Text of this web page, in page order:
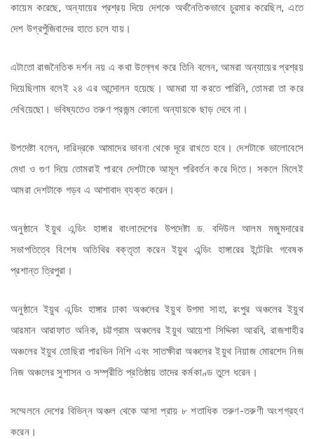
কায়েম করেছে, অন্যায়ের প্রশ্রয় দিয়ে দেশকে অর্থনৈতিকভাবে চুরমার করেছিল, এতে
দেশ উগ্রপুঁজিবাদের হাতে চলে যায়।
এটাতো রাজনৈতিক দর্শন নয় এ কথা উল্লেখ করে তিনি বলেন, আমরা অন্যায়ের প্রশ্রয়
দিয়েছিলাম বলেই ২৪ এর আন্দোলন হয়েছে। আমরা যা করতে পারিনি, তোমরা তা করে
দেখিয়েছো। ভবিষ্যতেও তরুণ প্রজন্ম কোনো অন্যায়কে ছাড় দেবে না।
উপদেষ্টা বলেন, দারিদ্রকে আমাদের ভাবনা থেকে দূরে রাখতে হবে। দেশটাকে ভালোবেসে
মেধা ও গুণ দিয়ে তোমরাই পারবে দেশটাকে আমূল পরিবর্তন করে দিতে। সকলে মিলেই
আমরা দেশটাকে গড়ব এ আশাবাদ ব্যক্ত করেন।
অনুষ্ঠানে ইয়ুথ এন্ডিং হাঙ্গার বাংলাদেশের উপদেষ্টা ড. বদিউল আলম মজুমদারের
সভাপতিত্বে বিশেষ অতিথির বক্তৃতা করেন ইয়ুথ এন্ডিং হাঙ্গারের ইন্টেরিং গবেষক
প্রশান্ত ত্রিপুরা।
অনুষ্ঠানে ইয়ুথ এন্ডিং হাঙ্গার ঢাকা অঞ্চলের ইয়ুথ উপমা সাহা, রংপুর অঞ্চলের ইয়ুথ
আরমান আরাফাত অনিক, চট্টগ্রাম অঞ্চলের ইয়ুথ আয়েশা সিদ্দিকা আরবি, রাজশাহীর
অঞ্চলের ইয়ুথ তোছিরা পারভিন নিশি এবং সাতক্ষীরা অঞ্চলের ইয়ুথ নিয়াজ মোরশেদ নিজ
নিজ অঞ্চলের সুশাসন ও সম্প্রীতি প্রতিষ্ঠায় তাদের কর্মকাণ্ড তুলে ধরেন।
সম্মেলনে দেশের বিভিন্ন অঞ্চল থেকে আসা প্রায় ৮ শতাধিক তরুণ-তরুণী অংশগ্রহণ
করেন।